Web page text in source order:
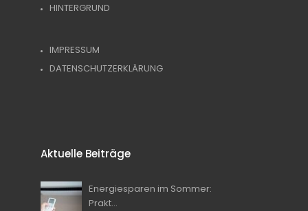
HINTERGRUND
IMPRESSUM
DATENSCHUTZERKLÄRUNG
Aktuelle Beiträge
Energiesparen im Sommer:
Prakt...